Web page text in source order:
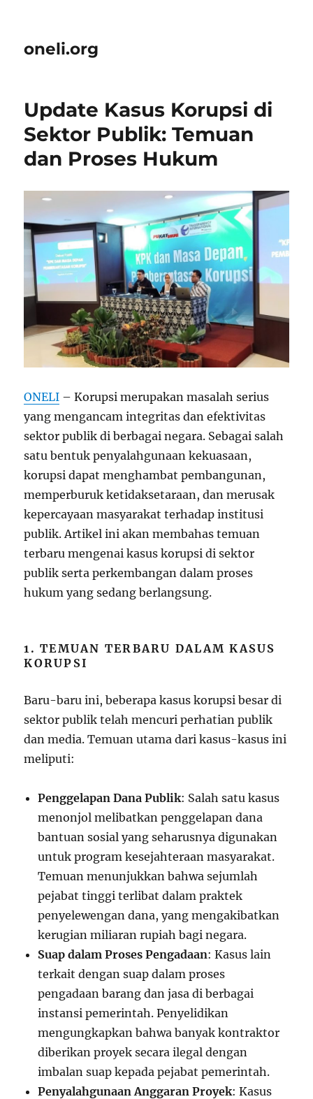
oneli.org
Update Kasus Korupsi di
Sektor Publik: Temuan
dan Proses Hukum
ONELI – Korupsi merupakan masalah serius
yang mengancam integritas dan efektivitas
sektor publik di berbagai negara. Sebagai salah
satu bentuk penyalahgunaan kekuasaan,
korupsi dapat menghambat pembangunan,
memperburuk ketidaksetaraan, dan merusak
kepercayaan masyarakat terhadap institusi
publik. Artikel ini akan membahas temuan
terbaru mengenai kasus korupsi di sektor
publik serta perkembangan dalam proses
hukum yang sedang berlangsung.
1. TEMUAN TERBARU DALAM KASUS
KORUPSI
Baru-baru ini, beberapa kasus korupsi besar di
sektor publik telah mencuri perhatian publik
dan media. Temuan utama dari kasus-kasus ini
meliputi:
Penggelapan Dana Publik: Salah satu kasus
menonjol melibatkan penggelapan dana
bantuan sosial yang seharusnya digunakan
untuk program kesejahteraan masyarakat.
Temuan menunjukkan bahwa sejumlah
pejabat tinggi terlibat dalam praktek
penyelewengan dana, yang mengakibatkan
kerugian miliaran rupiah bagi negara.
Suap dalam Proses Pengadaan: Kasus lain
terkait dengan suap dalam proses
pengadaan barang dan jasa di berbagai
instansi pemerintah. Penyelidikan
mengungkapkan bahwa banyak kontraktor
diberikan proyek secara ilegal dengan
imbalan suap kepada pejabat pemerintah.
Penyalahgunaan Anggaran Proyek: Kasus